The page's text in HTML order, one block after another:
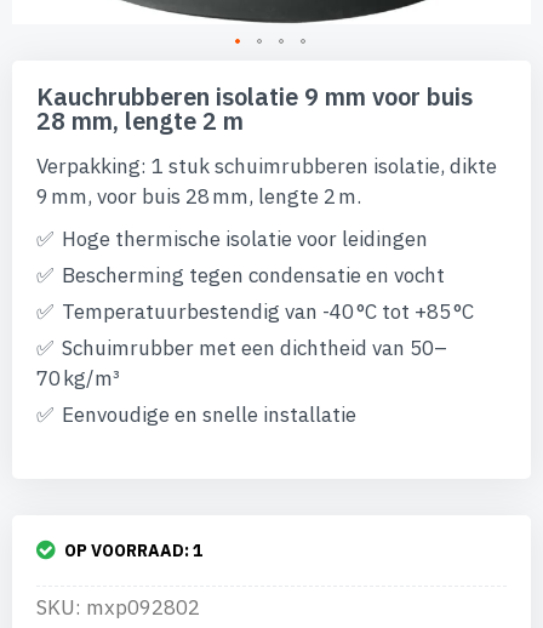
naar
begin
afbeeldingen-
Kauchrubberen isolatie 9 mm voor buis
28 mm, lengte 2 m
Verpakking: 1 stuk schuimrubberen isolatie, dikte
9 mm, voor buis 28 mm, lengte 2 m.
Hoge thermische isolatie voor leidingen
Bescherming tegen condensatie en vocht
Temperatuurbestendig van -40 °C tot +85 °C
Schuimrubber met een dichtheid van 50–
70 kg/m³
Eenvoudige en snelle installatie
OP VOORRAAD:1
SKU: mxp092802